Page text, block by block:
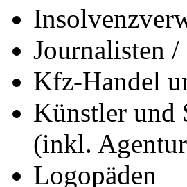
Journalisten /
Kfz-Handel
Künstler und
(inkl.
Logopäden